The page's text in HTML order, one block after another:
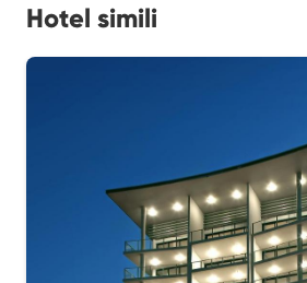
Hotel simili